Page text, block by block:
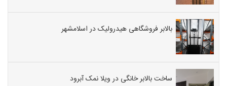
بالابر فروشگاهی هیدرولیک در اسلامشهر
ساخت بالابر خانگی در ویلا نمک آبرود